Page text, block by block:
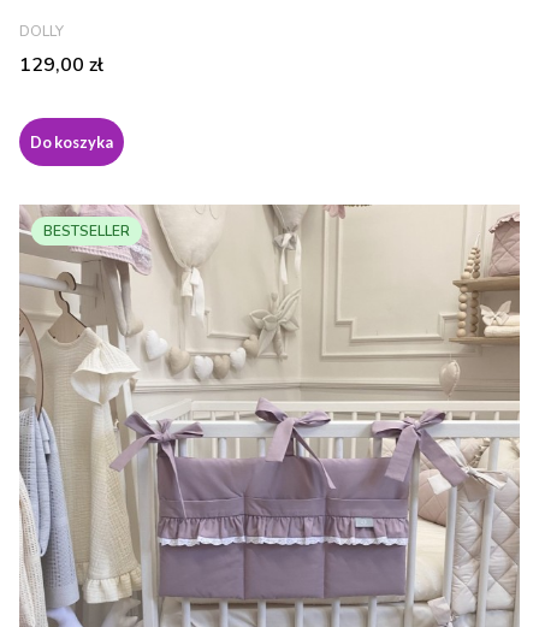
PRODUCENT
DOLLY
Cena
129,00 zł
Do koszyka
BESTSELLER